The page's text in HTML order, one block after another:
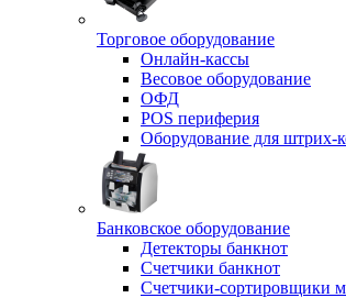
Торговое оборудование
Онлайн-кассы
Весовое оборудование
ОФД
POS периферия
Оборудование для штрих-
Банковское оборудование
Детекторы банкнот
Счетчики банкнот
Счетчики-сортировщики